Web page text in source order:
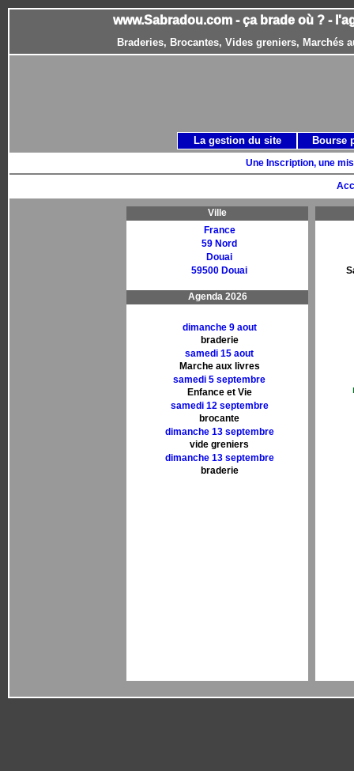
www.Sabradou.com - ça brade où ? -
Braderies, Brocantes, Vides greniers, Marchés
Une Inscription, une
Ville
France
59 Nord
Douai
59500 Douai
Agenda 2026
dimanche 9 aout
braderie
samedi 15 aout
Marche aux livres
samedi 5 septembre
Enfance et Vie
samedi 12 septembre
brocante
dimanche 13 septembre
vide greniers
dimanche 13 septembre
braderie
La gestion du site Bourse